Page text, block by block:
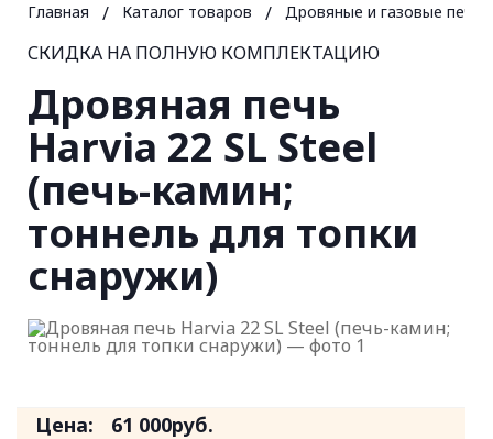
Главная / Каталог товаров / Дровяные и газовые печи
СКИДКА НА ПОЛНУЮ КОМПЛЕКТАЦИЮ
Дровяная печь
Harvia 22 SL Steel
(печь-камин;
тоннель для топки
снаружи)
Цена: 61 000руб.